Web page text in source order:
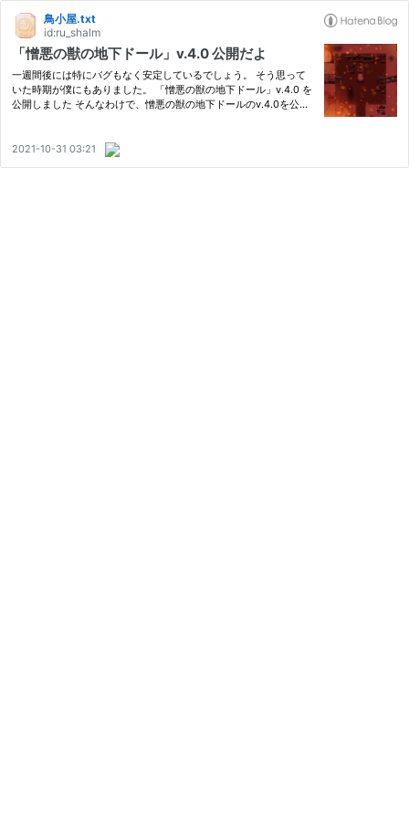
鳥小屋.txt
id:ru_shalm
「憎悪の獣の地下ドール」v.4.0 公開だよ
一週間後には特にバグもなく安定しているでしょう。 そう思って
いた時期が僕にもありました。 「憎悪の獣の地下ドール」v.4.0 を
公開しました そんなわけで、憎悪の獣の地下ドールのv.4.0を公開
2021-10-31 03:21